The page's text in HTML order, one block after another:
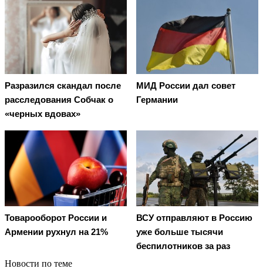
Разразился скандал после
расследования Собчак о
«черных вдовах»
МИД России дал совет
Германии
Товарооборот России и
Армении рухнул на 21%
ВСУ отправляют в Россию
уже больше тысячи
беспилотников за раз
Новости по теме